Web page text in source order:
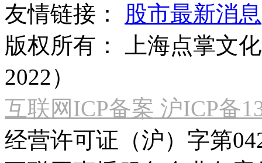
友情链接：
股市最新消息
版权所有：
上海点掌文
2022）
互联网ICP备案 沪ICP备
经营许可证（沪）字第